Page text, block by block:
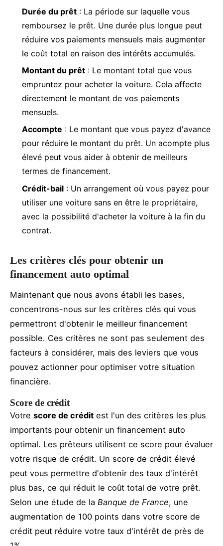
Durée du prêt : La période sur laquelle vous
remboursez le prêt. Une durée plus longue peut
réduire vos paiements mensuels mais augmenter
le coût total en raison des intérêts accumulés.
Montant du prêt : Le montant total que vous
empruntez pour acheter la voiture. Cela affecte
directement le montant de vos paiements
mensuels.
Accompte : Le montant que vous payez d'avance
pour réduire le montant du prêt. Un acompte plus
élevé peut vous aider à obtenir de meilleurs
termes de financement.
Crédit-bail : Un arrangement où vous payez pour
utiliser une voiture sans en être le propriétaire,
avec la possibilité d'acheter la voiture à la fin du
contrat.
Les critères clés pour obtenir un
financement auto optimal
Maintenant que nous avons établi les bases,
concentrons-nous sur les critères clés qui vous
permettront d'obtenir le meilleur financement
possible. Ces critères ne sont pas seulement des
facteurs à considérer, mais des leviers que vous
pouvez actionner pour optimiser votre situation
financière.
Score de crédit
Votre score de crédit est l'un des critères les plus
importants pour obtenir un financement auto
optimal. Les prêteurs utilisent ce score pour évaluer
votre risque de crédit. Un score de crédit élevé
peut vous permettre d'obtenir des taux d'intérêt
plus bas, ce qui réduit le coût total de votre prêt.
Selon une étude de la Banque de France, une
augmentation de 100 points dans votre score de
crédit peut réduire votre taux d'intérêt de près de